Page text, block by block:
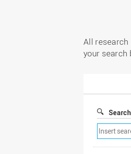
All research
your search
Search
Remove
search
filter